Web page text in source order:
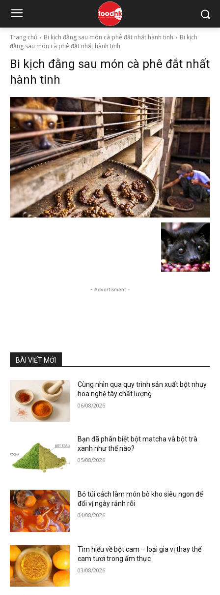
Trang chủ Bi kịch đằng sau món cà phê đắt nhất hành tinh
Bi kịch
đằng sau món cà phê đắt nhất hành tinh
Bi kịch đằng sau món cà phê đắt nhất
hành tinh
- Advertisment -
BÀI VIẾT MỚI
Cùng nhìn qua quy trình sản xuất bột nhụy
hoa nghệ tây chất lượng
06/08/2026
Bạn đã phân biệt bột matcha và bột trà
xanh như thế nào?
05/08/2026
Bỏ túi cách làm món bò kho siêu ngon để
đổi vị ngày rảnh rỗi
04/08/2026
Tìm hiểu về bột cam – loại gia vị thay thế
cam tươi trong ẩm thực
03/08/2026